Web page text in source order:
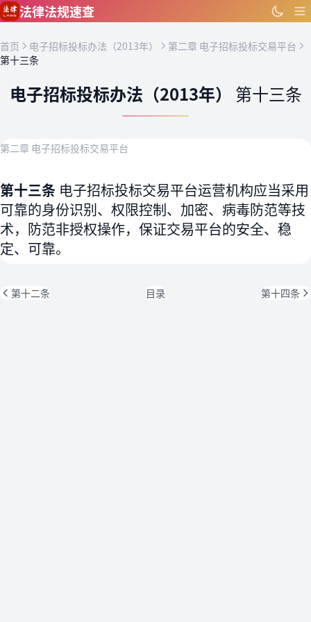
跳到主要内容
法律法规速查
首页 电子招标投标办法（2013年）
第二章 电子招标投标交易平台
第十三条
电子招标投标办法（2013年） 第十三条
第二章 电子招标投标交易平台
第十三条 电子招标投标交易平台运营机构应当采用
可靠的身份识别、权限控制、加密、病毒防范等技
术，防范非授权操作，保证交易平台的安全、稳
定、可靠。
第十二条 目录 第十四条